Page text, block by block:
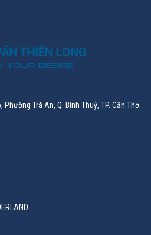
Phường Trà An, Q. Bình Thuỷ, TP. Cần Thơ